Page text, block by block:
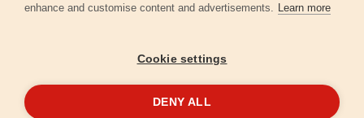
Kapcsolat
Garancia regisztráció
enhance and customise content and advertisements. Learn more
Cookie settings
DENY ALL